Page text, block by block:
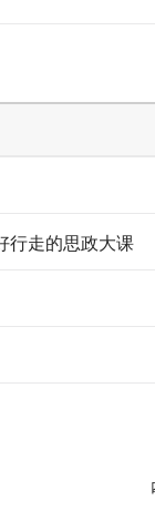
行走的思政大课